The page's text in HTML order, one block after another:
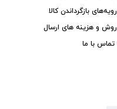
رویه‌های بازگرداندن کالا
روش و هزینه های ارسال
تماس با ما